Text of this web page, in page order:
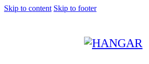
Skip to content Skip to footer